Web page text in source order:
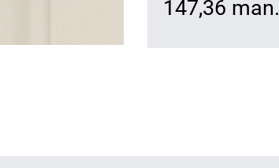
147,36 man.